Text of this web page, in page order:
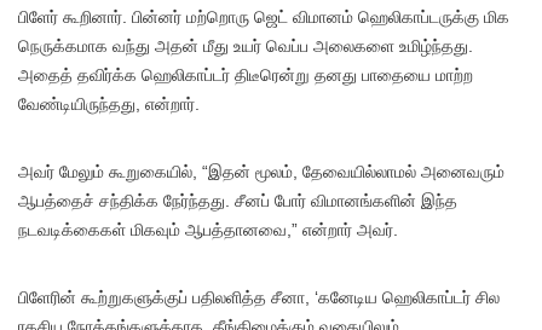
பிளேர் கூறினார். பின்னர் மற்றொரு ஜெட் விமானம் ஹெலிகாப்டருக்கு மிக
நெருக்கமாக வந்து அதன் மீது உயர் வெப்ப அலைகளை உமிழ்ந்தது.
அதைத் தவிர்க்க ஹெலிகாப்டர் திடீரென்று தனது பாதையை மாற்ற
வேண்டியிருந்தது, என்றார்.
அவர் மேலும் கூறுகையில், “இதன் மூலம், தேவையில்லாமல் அனைவரும்
ஆபத்தைச் சந்திக்க நேர்ந்தது. சீனப் போர் விமானங்களின் இந்த
நடவடிக்கைகள் மிகவும் ஆபத்தானவை,” என்றார் அவர்.
பிளேரின் கூற்றுகளுக்குப் பதிலளித்த சீனா, ‘கனேடிய ஹெலிகாப்டர் சில